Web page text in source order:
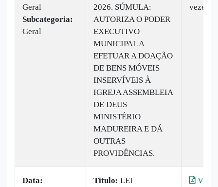
Geral
Subcategoria:
Geral
2026. SÚMULA:
AUTORIZA O PODER
EXECUTIVO
MUNICIPAL A
EFETUAR A DOAÇÃO
DE BENS MÓVEIS
INSERVÍVEIS À
IGREJA ASSEMBLEIA
DE DEUS
MINISTÉRIO
MADUREIRA E DÁ
OUTRAS
PROVIDÊNCIAS.
vezes
Data:
Titulo: LEI